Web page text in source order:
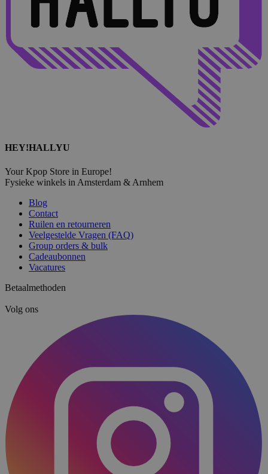
HEY!HALLYU
Your Kpop Store in Europe!
Fysieke winkels in Amsterdam & Arnhem
Blog
Contact
Ruilen en retourneren
Veelgestelde Vragen (FAQ)
Group orders & bulk
Cadeaubonnen
Vacatures
Betaalmethoden